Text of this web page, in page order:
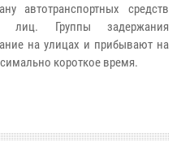
автотранспортных средств
лиц. Группы задержания
на улицах и прибывают на
короткое время.